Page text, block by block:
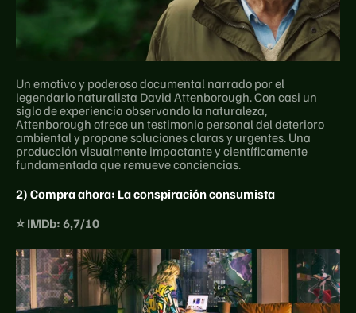
Un emotivo y poderoso documental narrado por el
legendario naturalista David Attenborough. Con casi un
siglo de experiencia observando la naturaleza,
Attenborough ofrece un testimonio personal del deterioro
ambiental y propone soluciones claras y urgentes. Una
producción visualmente impactante y científicamente
fundamentada que remueve conciencias.
2) Compra ahora: La conspiración consumista
⭐ IMDb: 6,7/10